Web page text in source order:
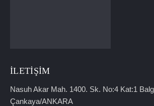
İLETIŞIM
Nasuh Akar Mah. 1400. Sk. No:4 Kat:1
Çankaya/ANKARA